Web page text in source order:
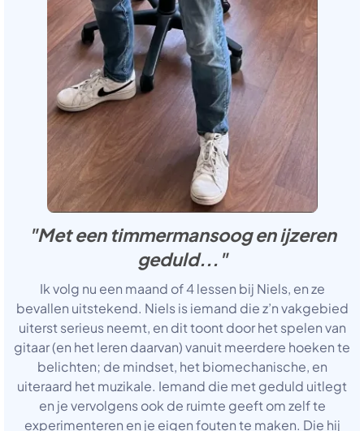
"Met een timmermansoog en ijzeren
geduld..."
Ik volg nu een maand of 4 lessen bij Niels, en ze
bevallen uitstekend. Niels is iemand die z’n vakgebied
uiterst serieus neemt, en dit toont door het spelen van
gitaar (en het leren daarvan) vanuit meerdere hoeken te
belichten; de mindset, het biomechanische, en
uiteraard het muzikale. Iemand die met geduld uitlegt
en je vervolgens ook de ruimte geeft om zelf te
experimenteren en je eigen fouten te maken. Die hij